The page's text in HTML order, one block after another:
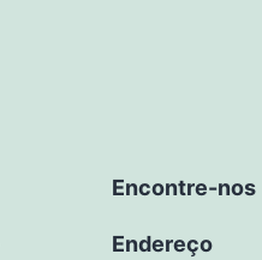
Encontre-nos
Endereço